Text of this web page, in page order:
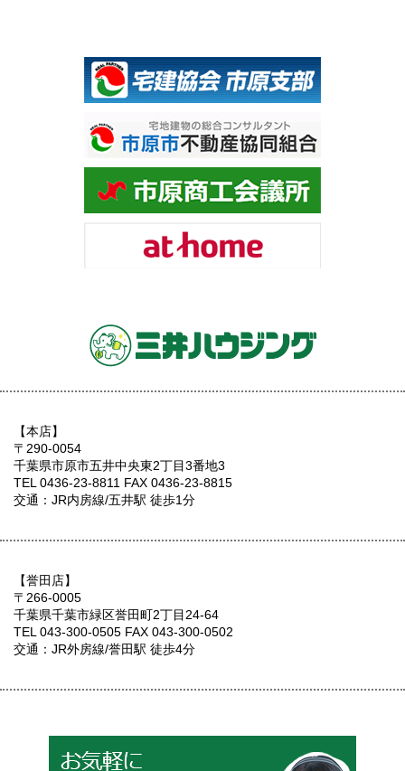
【本店】
〒290-0054
千葉県市原市五井中央東2丁目3番地3
TEL 0436-23-8811 FAX 0436-23-8815
交通：JR内房線/五井駅 徒歩1分
【誉田店】
〒266-0005
千葉県千葉市緑区誉田町2丁目24-64
TEL 043-300-0505 FAX 043-300-0502
交通：JR外房線/誉田駅 徒歩4分